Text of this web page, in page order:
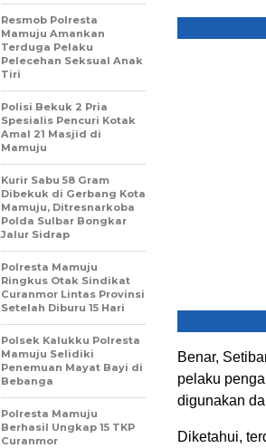
Benar,
pelaku
digunakan
Diketahui,
Resmob Polresta
Mamuju Amankan
Terduga Pelaku
Pelecehan Seksual Anak
Tiri
Polisi Bekuk 2 Pria
Spesialis Pencuri Kotak
Amal 21 Masjid di
Mamuju
Kurir Sabu 58 Gram
Dibekuk di Gerbang Kota
Mamuju, Ditresnarkoba
Polda Sulbar Bongkar
Jalur Sidrap
Polresta Mamuju
Ringkus Otak Sindikat
Curanmor Lintas Provinsi
Setelah Diburu 15 Hari
Polsek Kalukku Polresta
Mamuju Selidiki
Penemuan Mayat Bayi di
Bebanga
Polresta Mamuju
Berhasil Ungkap 15 TKP
Curanmor